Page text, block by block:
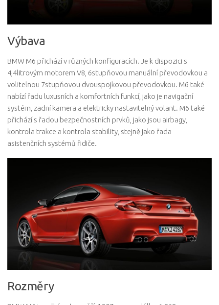
Výbava
BMW M6 přichází v různých konfiguracích. Je k dispozici s
4,4litrovým motorem V8, 6stupňovou manuální převodovkou a
volitelnou 7stupňovou dvouspojkovou převodovkou. M6 také
nabízí řadu luxusních a komfortních funkcí, jako je navigační
systém, zadní kamera a elektricky nastavitelný volant. M6 také
přichází s řadou bezpečnostních prvků, jako jsou airbagy,
kontrola trakce a kontrola stability, stejně jako řada
asistenčních systémů řidiče.
Rozměry